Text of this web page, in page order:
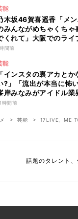
能
木坂46賀喜遥香「メ
みんながめちゃくちゃ
くれて」大阪でのライ
回届く“親戚からの差
間前
能
「インスタの裏アカとか
?」「流出が本当に怖
岸みなみがアイドル業
アルな危険性を説く
時間前
芸能 17LIVE、ME
話題のタレント